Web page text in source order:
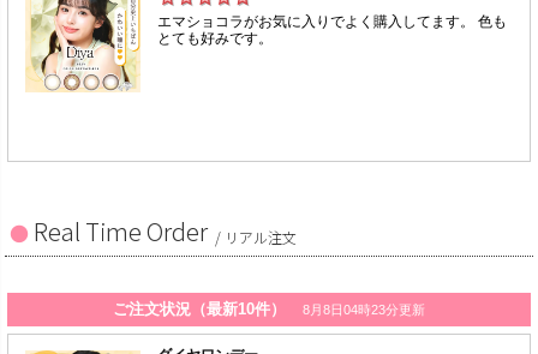
Real Time Order / リアル注文